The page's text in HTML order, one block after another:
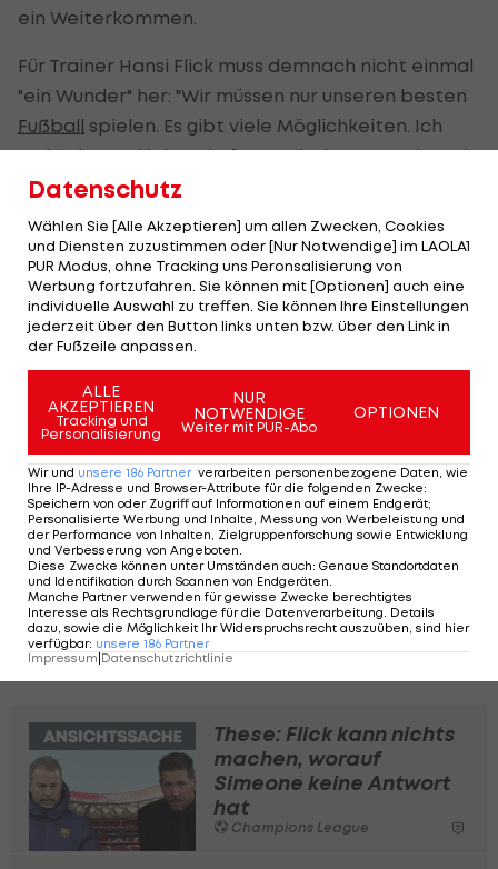
ein Weiterkommen.
Für Trainer Hansi Flick muss demnach nicht einmal
"ein Wunder" her: "Wir müssen nur unseren besten
Fußball spielen. Es gibt viele Möglichkeiten. Ich
weiß, dass Atlético ein fantastisches Team ist. Wir
sind es auch. Wir werden kämpfen."
Simeone: Barca wird "dafür sorgen,
dass wir leiden müssen"
Dass Barca selbst bei einem Vier-Tore-Rückstand
nicht aufgibt, hat man bereits in der Copa del Rey
bewiesen: Da hat man sich für die 0:4-Schlappe
mit einem 3:0-Sieg im Rückspiel noch knapp nicht
rehabilitieren können.
Auch für den Coach der Rojiblancos, Diego
Simeone, ist der Halbfinaleinzug noch nicht fixiert:
"Wir starten mit einem guten Ergebnis, sie werden
aber sicher dafür sorgen, dass wir leiden müssen."
Zu sehen ist das Spiel auf Sky Sport Austria 3. Ab
20 Uhr beginnt die Vorberichterstattung.
These: Flick kann nichts
machen, worauf
Simeone keine Antwort
hat
Champions League
Datenschutz
Wählen Sie [Alle Akzeptieren] um allen Zwecken, Cookies
und Diensten zuzustimmen oder [Nur Notwendige] im LAOLA1
PUR Modus, ohne Tracking uns Peronsalisierung von
Werbung fortzufahren. Sie können mit [Optionen] auch eine
individuelle Auswahl zu treffen. Sie können Ihre Einstellungen
jederzeit über den Button links unten bzw. über den Link in
der Fußzeile anpassen.
ALLE
AKZEPTIEREN
Tracking und
Personalisierung
NUR
NOTWENDIGE
Weiter mit PUR-Abo
OPTIONEN
Wir und unsere 186 Partner verarbeiten personenbezogene Daten, wie
Ihre IP-Adresse und Browser-Attribute für die folgenden Zwecke:
Speichern von oder Zugriff auf Informationen auf einem Endgerät;
Personalisierte Werbung und Inhalte, Messung von Werbeleistung und
der Performance von Inhalten, Zielgruppenforschung sowie Entwicklung
und Verbesserung von Angeboten.
Diese Zwecke können unter Umständen auch: Genaue Standortdaten
und Identifikation durch Scannen von Endgeräten.
Manche Partner verwenden für gewisse Zwecke berechtigtes
Interesse als Rechtsgrundlage für die Datenverarbeitung. Details
dazu, sowie die Möglichkeit Ihr Widerspruchsrecht auszuüben, sind hier
verfügbar: unsere 186 Partner
Impressum Datenschutzrichtlinie